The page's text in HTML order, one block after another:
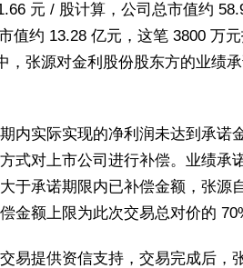
元 / 股计算，公司总市值约
值约 13.28 亿元，这笔 3800 万
，张源对金利股份股东方的业绩
内实际实现的净利润未达到承诺
式对上市公司进行补偿。业绩承
于承诺期限内已补偿金额，张源
金额上限为此次交易总对价的
易提供资信支持，交易完成后，